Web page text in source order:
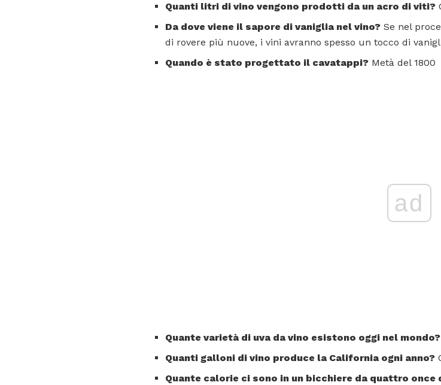
Quanti litri di vino vengono prodotti da un acro di viti?
Da dove viene il sapore di vaniglia nel vino? Se nel
di rovere più nuove, i vini avranno spesso un tocco di
Quando è stato progettato il cavatappi? Metà del 1800
ad
Quante varietà di uva da vino esistono oggi nel mondo?
Quanti galloni di vino produce la California ogni anno?
Quante calorie ci sono in un bicchiere da quattro once